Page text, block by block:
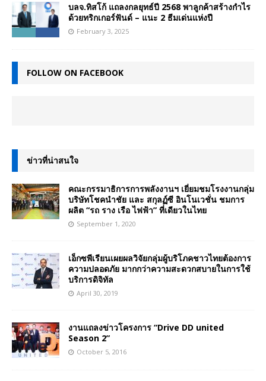
บลจ.ทิสโก้ แถลงกลยุทธ์ปี 2568 พาลูกค้าสร้างกำไร
ด้วยทริกเกอร์ฟันด์ – แนะ 2 ธีมเด่นแห่งปี
February 3, 2025
FOLLOW ON FACEBOOK
ข่าวที่น่าสนใจ
คณะกรรมาธิการการพลังงานฯ เยี่ยมชมโรงงานกลุ่ม
บริษัทโชคนำชัย และ สกุลฏ์ซี อินโนเวชั่น ชมการ
ผลิต “รถ ราง เรือ ไฟฟ้า” ที่เดียวในไทย
September 1, 2020
เอ็กซพีเรียนเผยผลวิจัยกลุ่มผู้บริโภคชาวไทยต้องการ
ความปลอดภัย มากกว่าความสะดวกสบายในการใช้
บริการดิจิทัล
April 30, 2019
งานแถลงข่าวโครงการ “Drive DD united
Season 2”
October 5, 2016